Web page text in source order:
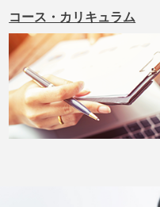
コース・カリキュラム